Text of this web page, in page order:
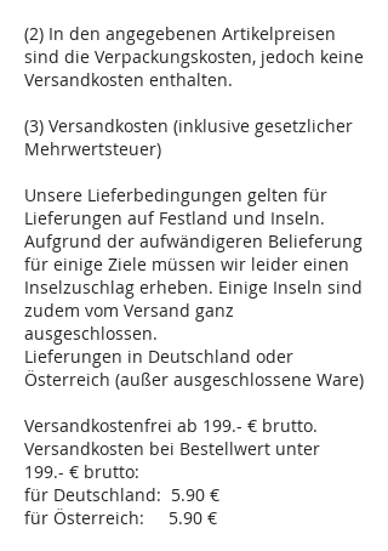
(2) In den angegebenen Artikelpreisen
sind die Verpackungskosten, jedoch keine
Versandkosten enthalten.
(3) Versandkosten (inklusive gesetzlicher
Mehrwertsteuer)
Unsere Lieferbedingungen gelten für
Lieferungen auf Festland und Inseln.
Aufgrund der aufwändigeren Belieferung
für einige Ziele müssen wir leider einen
Inselzuschlag erheben. Einige Inseln sind
zudem vom Versand ganz
ausgeschlossen.
Lieferungen in Deutschland oder
Österreich (außer ausgeschlossene Ware)
Versandkostenfrei ab 199.- € brutto.
Versandkosten bei Bestellwert unter
199.- € brutto:
für Deutschland: 5.90 €
für Österreich: 5.90 €